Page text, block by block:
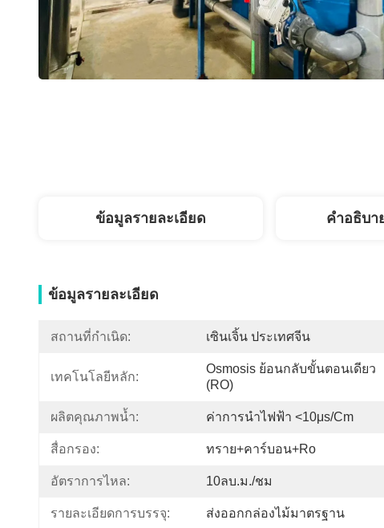
ข้อมูลรายละเอียด คำอธิบ
ข้อมูลรายละเอียด
สถานที่กำเนิด: เซินเจิ้น ประเทศจีน
เทคโนโลยีหลัก:
Osmosis ย้อนกลับขั้นตอนเดียว
(RO)
ผลิตคุณภาพน้ำ: ค่าการนำไฟฟ้า <10μs/cm
สื่อกรอง: ทราย+คาร์บอน+ro
อัตราการไหล: 10ลบ.ม./ชม
รายละเอียดการบรรจุ: ส่งออกกล่องไม้มาตรฐาน